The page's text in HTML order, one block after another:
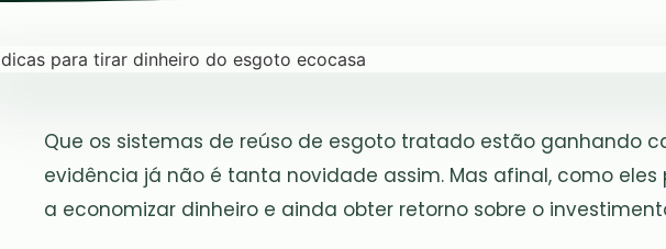
Que os sistemas de reúso de esgoto tratado estão ganhando
evidência já não é tanta novidade assim. Mas afinal, como eles
a economizar dinheiro e ainda obter retorno sobre o